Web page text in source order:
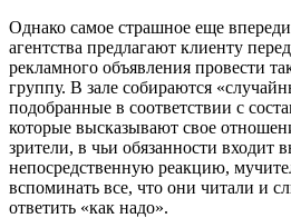
Однако самое страшное еще
агентства предлагают клиенту
рекламного объявления провести
группу. В зале собираются
подобранные в соответствии с
которые высказывают свое
зрители, в чьи обязанности входит
непосредственную реакцию,
вспоминать все, что они читали и
ответить «как надо».